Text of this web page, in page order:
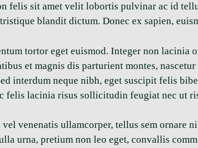
felis sit amet velit lobortis pulvinar ac id
tristique blandit dictum. Donec ex sapien,
tortor eget euismod. Integer non lacinia
et magnis dis parturient montes,
interdum neque nibh, eget suscipit felis
felis lacinia risus sollicitudin feugiat nec ut
venenatis ullamcorper, tellus sem
urna, pretium non leo eget, convallis